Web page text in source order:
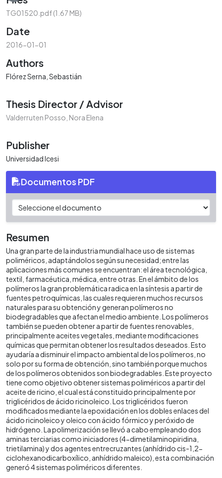
TG01520.pdf(1.67 MB)
Date
2016-01-01
Authors
Flórez Serna, Sebastián
Thesis Director / Advisor
Valderruten Posso, Nora Elena
Publisher
Universidad Icesi
Documentos PDF
Resumen
Una gran parte de la industria mundial hace uso de sistemas
poliméricos, adaptándolos según su necesidad; entre las
aplicaciones más comunes se encuentran: el área tecnológica,
textil, farmacéutica, médica, entre otras. En el ámbito de los
polímeros la gran problemática radica en la síntesis a partir de
fuentes petroquímicas, las cuales requieren muchos recursos
naturales para su obtención y generan polímeros no
biodegradables que afectan el medio ambiente. Los polímeros
también se pueden obtener a partir de fuentes renovables,
principalmente aceites vegetales, mediante modificaciones
químicas que permitan obtener los resultados deseados. Esto
ayudaría a disminuir el impacto ambiental de los polímeros, no
solo por su forma de obtención, sino también porque muchos
de los polímeros obtenidos son biodegradables. Este proyecto
tiene como objetivo obtener sistemas poliméricos a partir del
aceite de ricino, el cual está constituido principalmente por
triglicéridos de ácido ricinoleico. Los triglicéridos fueron
modificados mediante la epoxidación en los dobles enlaces del
ácido ricinoleico y oleico con ácido fórmico y peróxido de
hidrógeno. La polimerización se llevó a cabo empleando dos
aminas terciarias como iniciadores (4-dimetilaminopiridina,
trietilamina) y dos agentes entrecruzantes (anhídrido cis-1,2-
ciclohexanodicarboxílico, anhídrido maleico), esta combinación
generó 4 sistemas poliméricos diferentes.